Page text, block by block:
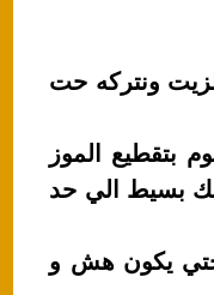
ونتركه حت
بتقطيع الموز
بسيط الي حد
حتي يكون هش و